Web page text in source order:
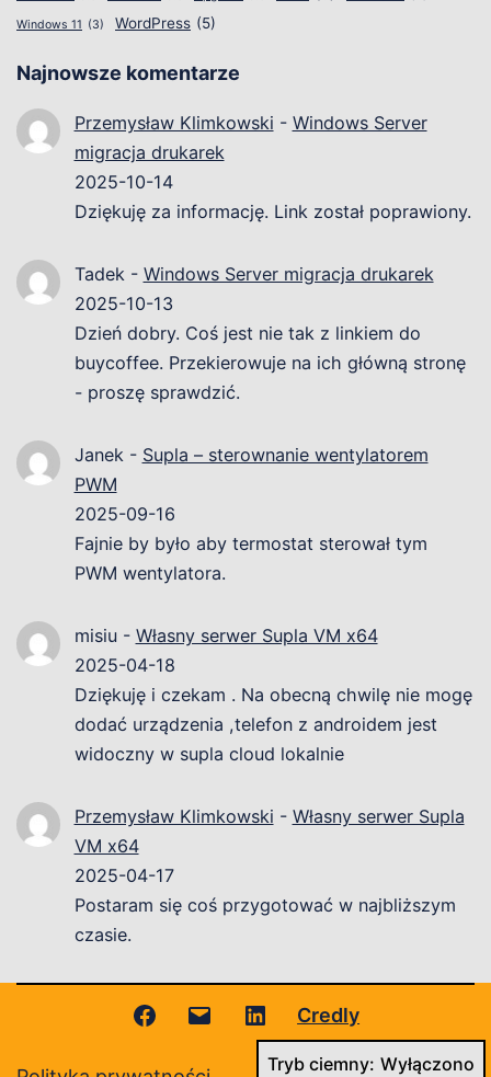
Windows 11 (3) WordPress (5)
Najnowsze komentarze
Przemysław Klimkowski - Windows Server
migracja drukarek
2025-10-14
Dziękuję za informację. Link został poprawiony.
Tadek- Windows Server migracja drukarek
2025-10-13
Dzień dobry. Coś jest nie tak z linkiem do
buycoffee. Przekierowuje na ich główną stronę
- proszę sprawdzić.
Janek- Supla – sterownanie wentylatorem
PWM
2025-09-16
Fajnie by było aby termostat sterował tym
PWM wentylatora.
misiu- Własny serwer Supla VM x64
2025-04-18
Dziękuję i czekam . Na obecną chwilę nie mogę
dodać urządzenia ,telefon z androidem jest
widoczny w supla cloud lokalnie
Przemysław Klimkowski - Własny serwer Supla
VM x64
2025-04-17
Postaram się coś przygotować w najbliższym
czasie.
Facebook
Adres LinkedIn
Credly
Tryb ciemny: